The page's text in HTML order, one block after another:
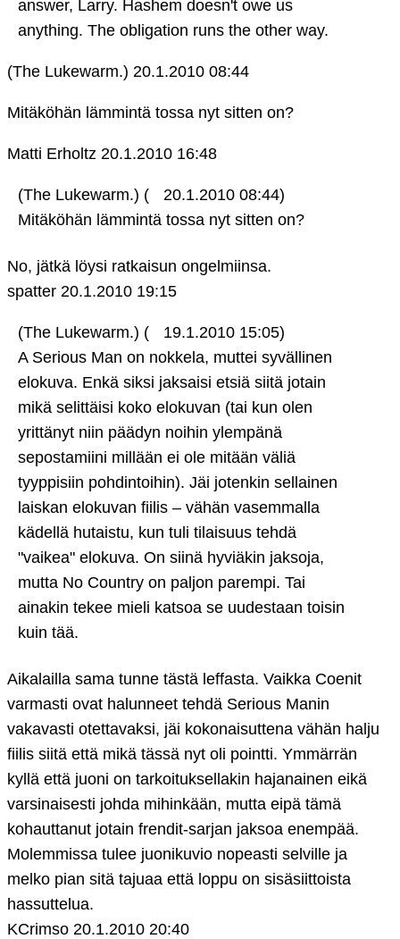
answer, Larry. Hashem doesn't owe us
anything. The obligation runs the other way.
(The Lukewarm.) 20.1.2010 08:44
Mitäköhän lämmintä tossa nyt sitten on?
Matti Erholtz 20.1.2010 16:48
(The Lukewarm.) (
20.1.2010 08:44)
Mitäköhän lämmintä tossa nyt sitten on?
No, jätkä löysi ratkaisun ongelmiinsa.
spatter 20.1.2010 19:15
(The Lukewarm.) (
19.1.2010 15:05)
A Serious Man on nokkela, muttei syvällinen
elokuva. Enkä siksi jaksaisi etsiä siitä jotain
mikä selittäisi koko elokuvan (tai kun olen
yrittänyt niin päädyn noihin ylempänä
sepostamiini millään ei ole mitään väliä
tyyppisiin pohdintoihin). Jäi jotenkin sellainen
laiskan elokuvan fiilis – vähän vasemmalla
kädellä hutaistu, kun tuli tilaisuus tehdä
"vaikea" elokuva. On siinä hyviäkin jaksoja,
mutta No Country on paljon parempi. Tai
ainakin tekee mieli katsoa se uudestaan toisin
kuin tää.
Aikalailla sama tunne tästä leffasta. Vaikka Coenit
varmasti ovat halunneet tehdä Serious Manin
vakavasti otettavaksi, jäi kokonaisuttena vähän halju
fiilis siitä että mikä tässä nyt oli pointti. Ymmärrän
kyllä että juoni on tarkoituksellakin hajanainen eikä
varsinaisesti johda mihinkään, mutta eipä tämä
kohauttanut jotain frendit-sarjan jaksoa enempää.
Molemmissa tulee juonikuvio nopeasti selville ja
melko pian sitä tajuaa että loppu on sisäsiittoista
hassuttelua.
KCrimso 20.1.2010 20:40